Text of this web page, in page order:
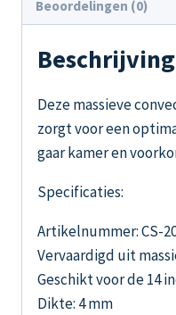
Beoordelingen (0)
Beschrijving
Deze massieve
zorgt voor een
gaar kamer en
Specificaties:
Artikelnummer: CS-
Vervaardigd uit
Geschikt voor de 14
Dikte: 4 mm